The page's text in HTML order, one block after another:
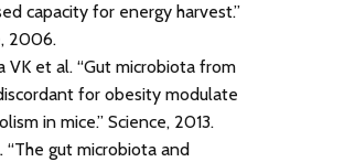
capacity for energy harvest.”
, 2006.
VK et al. “Gut microbiota from
for obesity modulate
in mice.” Science, 2013.
“The gut microbiota and